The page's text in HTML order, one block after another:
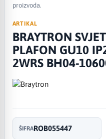
proizvoda.
ARTIKAL
BRAYTRON
PLAFON GU10
2WRS BH04-
ŠIFRAROB055447